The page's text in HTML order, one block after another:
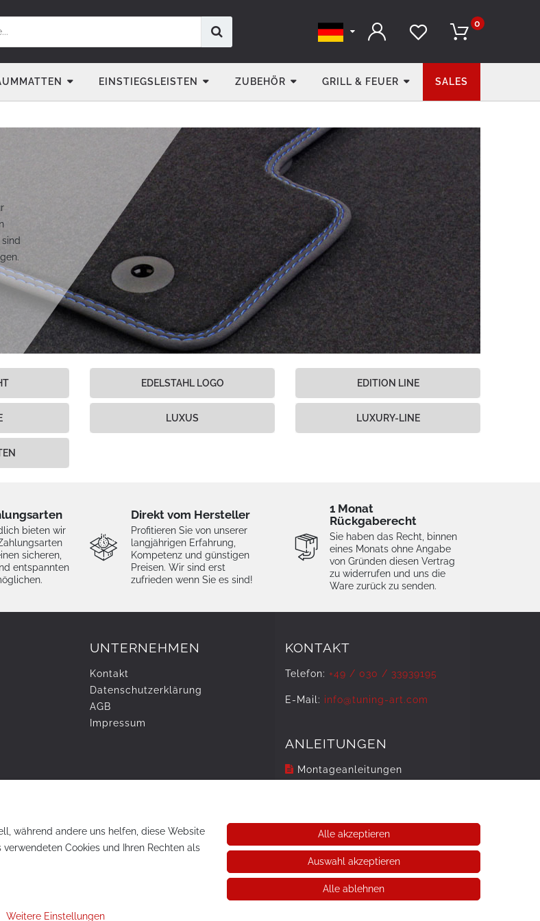
0
EINSTIEGSLEISTEN ZUBEHÖR GRILL & FEUER SALES
EDELSTAHL LOGO EDITION LINE
LUXUS LUXURY-LINE
bieten wir
sicheren,
entspannten
Direkt vom Hersteller
Profitieren Sie von unserer
langjährigen Erfahrung,
Kompetenz und günstigen
Preisen. Wir sind erst
zufrieden wenn Sie es sind!
1 Monat
Rückgaberecht
Sie haben das Recht, binnen
eines Monats ohne Angabe
von Gründen diesen Vertrag
zu widerrufen und uns die
Ware zurück zu senden.
UNTERNEHMEN
Kontakt
Daten­schutz­erklärung
AGB
Impressum
KONTAKT
Telefon: +49 / 030 / 33939195
E-Mail: info@tuning-art.com
ANLEITUNGEN
Montageanleitungen
während andere uns helfen, diese Website
Cookies und Ihren Rechten als
Weitere Einstellungen
Alle akzeptieren
Auswahl akzeptieren
Alle ablehnen